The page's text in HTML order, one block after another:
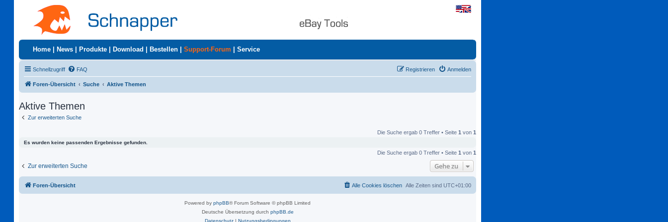
Home News Produkte Download Bestellen Support-Forum Service
Schnellzugriff FAQ Anmelden
Registrieren
Foren-Übersicht Suche Aktive Themen
Aktive Themen
Zur erweiterten Suche
Die Suche ergab 0 Treffer • Seite 1 von 1
Es wurden keine passenden Ergebnisse gefunden.
Die Suche ergab 0 Treffer • Seite 1 von 1
Zur erweiterten Suche Gehe zu
Foren-Übersicht Alle Zeiten sind UTC+01:00
Alle Cookies löschen
Powered by phpBB® Forum Software © phpBB Limited
Deutsche Übersetzung durch phpBB.de
Datenschutz| Nutzungsbedingungen